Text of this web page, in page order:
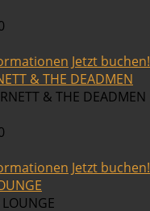
Jetzt buchen!
& THE DEADMEN
Jetzt buchen!